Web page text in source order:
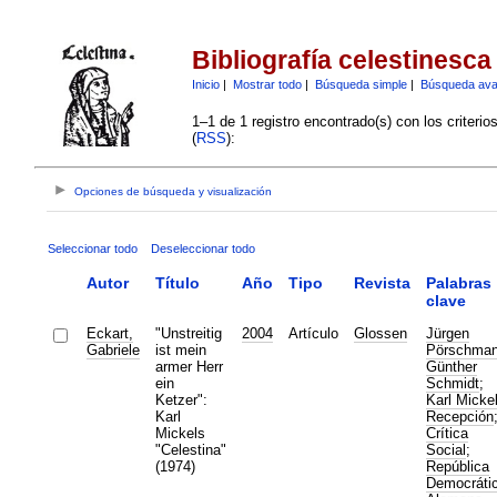
Bibliografía celestinesca
Inicio| Mostrar todo| Búsqueda simple| Búsqueda
1–1 de 1 registro encontrado(s) con los
(RSS):
Opciones de búsqueda y visualización
Seleccionar todo Deseleccionar todo
Autor Título Año Tipo Revista
Palabras
clave
Eckart,
Gabriele
"Unstreitig
ist mein
armer Herr
ein
Ketzer":
Karl
Mickels
"Celestina"
(1974)
2004 Artículo Glossen
Jürgen
Günther
Schmidt;
Karl Mickel
Recepción;
Crítica
Social ;
República